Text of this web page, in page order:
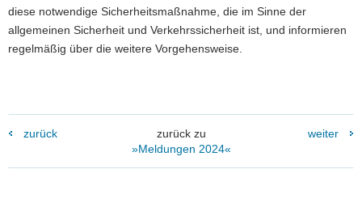
diese notwendige Sicherheitsmaßnahme, die im Sinne der
allgemeinen Sicherheit und Verkehrssicherheit ist, und informieren
regelmäßig über die weitere Vorgehensweise.
zurück
zurück zu
»Meldungen 2024«
weiter